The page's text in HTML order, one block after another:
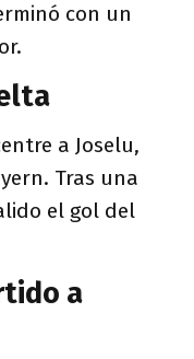
con un
a Joselu,
Tras una
el gol del
a